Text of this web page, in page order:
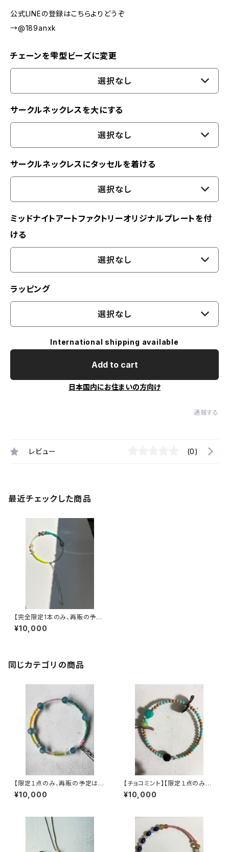
公式LINEの登録はこちらよりどうぞ
→@189anxk
チェーンを雫型ビーズに変更
選択なし
サークルネックレスを大にする
選択なし
サークルネックレスにタッセルを着ける
選択なし
ミッドナイトアートファクトリーオリジナルプレートを付
ける
選択なし
ラッピング
選択なし
International shipping available
Add to cart
日本国内にお住まいの方向け
通報する
レビュー (0)
最近チェックした商品
【完全限定1本のみ、再販の予定
はありません】ヴィンテージパー
ツで作った丸型3wayネックレス
¥10,000
同じカテゴリの商品
【限定１点のみ、再販の予定はあ
りません】ヴィンテージパーツで
作った丸型3wayネックレス【3
¥10,000
【チョコミント】【限定１点のみ、
再販の予定はありません】ヴィン
テージパーツで作った丸型3wa
¥10,000